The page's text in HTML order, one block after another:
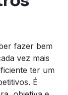
fazer bem
vez mais
ter um
É